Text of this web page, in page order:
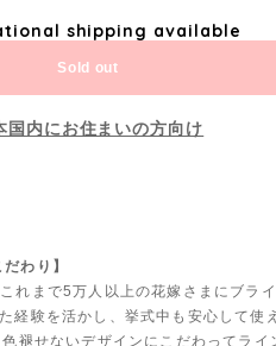
shipping available
Sold out
国内にお住まいの方向け
わり】
れまで5万人以上の花嫁さまにブライ
経験を活かし、挙式中も安心して使
褪せないデザインにこだわってライ